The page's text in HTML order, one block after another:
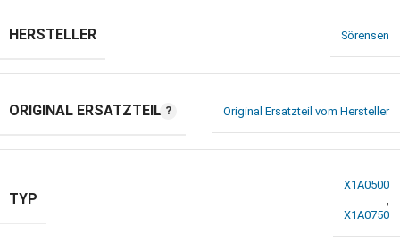
HERSTELLER Sörensen
ORIGINAL ERSATZTEIL Original Ersatzteil vom Hersteller
TYP
X1A0500
X1A0750